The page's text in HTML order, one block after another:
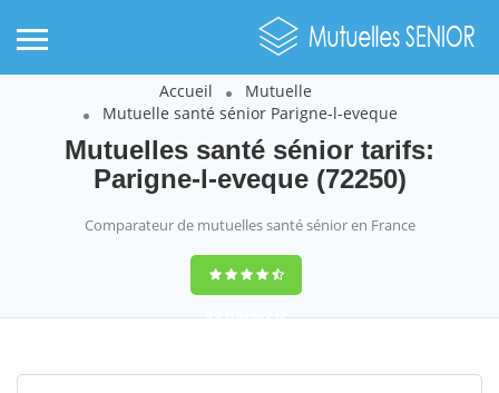
Accueil
Mutuelle
Mutuelle santé sénior Parigne-l-eveque
Mutuelles santé sénior tarifs:
Parigne-l-eveque (72250)
Comparateur de mutuelles santé sénior en France
9,2(100%)242